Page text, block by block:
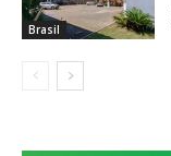
Brasil